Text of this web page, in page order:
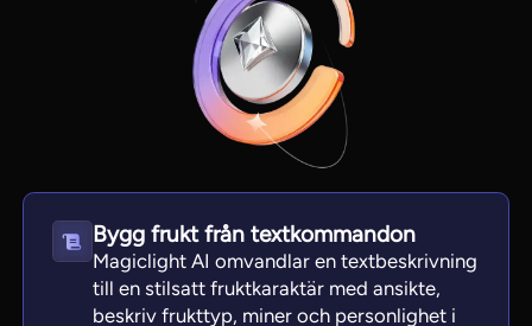
View all tools
Bygg frukt från textkommandon
Magiclight AI omvandlar en textbeskrivning
till en stilsatt fruktkaraktär med ansikte,
beskriv frukttyp, miner och personlighet i